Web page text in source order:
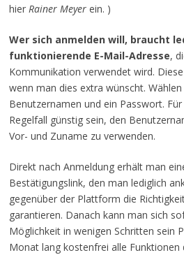
hier Rainer Meyerein. )
Wer sich anmelden will, braucht
funktionierende E-Mail-Adresse,
Kommunikation verwendet wird.
wenn man dies extra wünscht.
Benutzernamen und ein Passwort.
Regelfall günstig sein, den
Vor- und Zuname zu verwenden.
Direkt nach Anmeldung erhält man
Bestätigungslink, den man lediglich
gegenüber der Plattform die
garantieren. Danach kann man sich
Möglichkeit in wenigen Schritten sein
Monat lang kostenfrei alle Funktionen